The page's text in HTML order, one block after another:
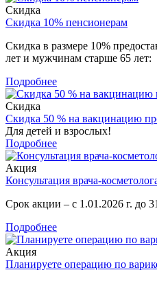
Скидка
Скидка 10% пенсионерам
Скидка в размере 10%
лет и мужчинам старше 65 лет:
Подробнее
Скидка
Скидка 50 % на вакцинацию
Для детей и взрослых!
Подробнее
Акция
Консультация врача-
Срок акции – с 1.01.2026 г. до
Подробнее
Акция
Планируете операцию по